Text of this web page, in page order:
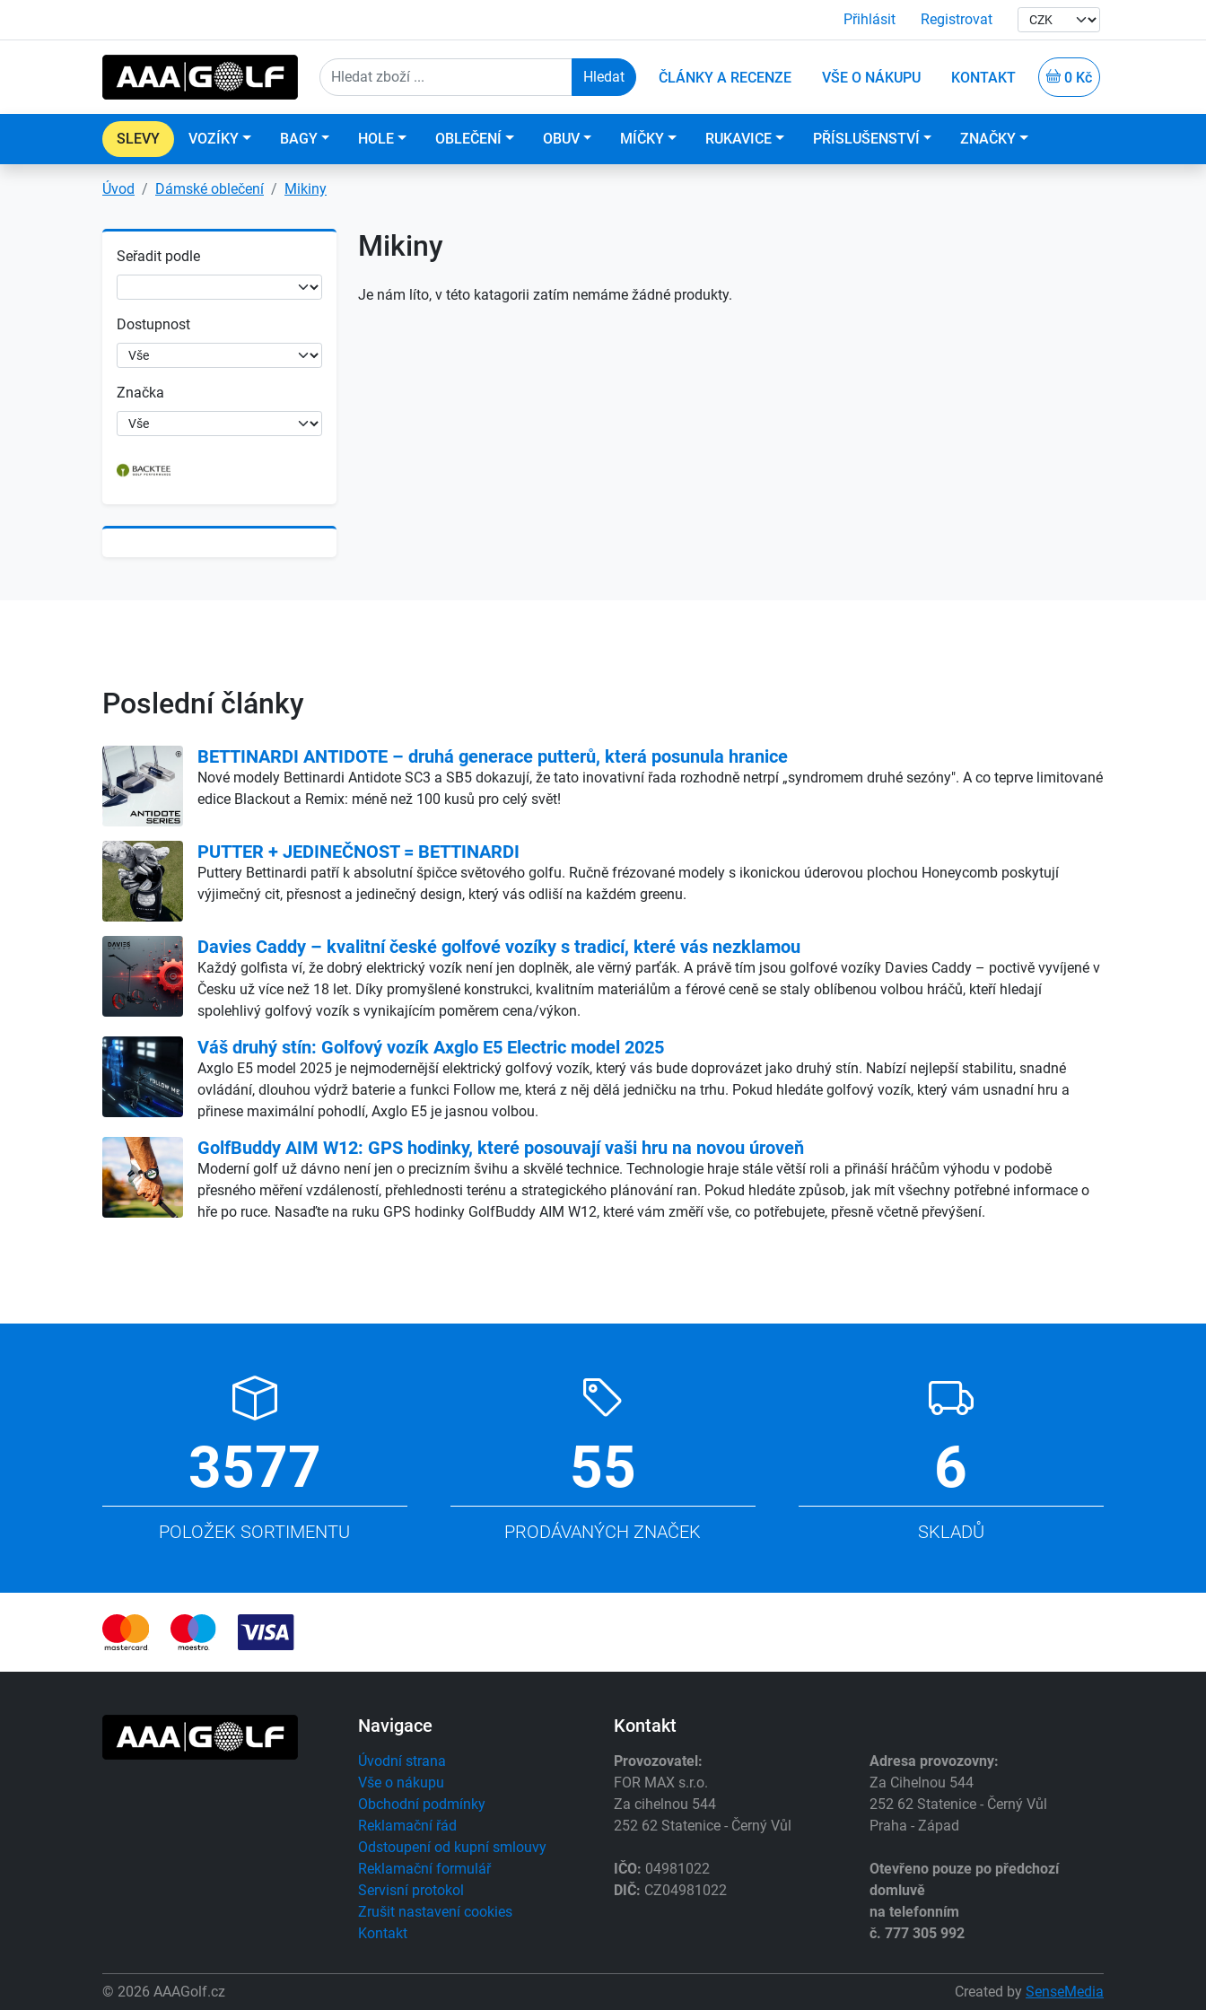
Přihlásit Registrovat
ČLÁNKY A RECENZE VŠE O NÁKUPU KONTAKT 0 Kč
SLEVY VOZÍKY BAGY HOLE OBLEČENÍ OBUV MÍČKY RUKAVICE PŘÍSLUŠENSTVÍ ZNAČKY
Úvod Dámské oblečení Mikiny
Seřadit podle
Dostupnost
Značka
Mikiny
Je nám líto, v této katagorii zatím nemáme žádné produkty.
Poslední články
BETTINARDI ANTIDOTE – druhá generace putterů, která posunula hranice
Nové modely Bettinardi Antidote SC3 a SB5 dokazují, že tato inovativní řada rozhodně netrpí „syndromem druhé sezóny". A co teprve limitované
edice Blackout a Remix: méně než 100 kusů pro celý svět!
PUTTER + JEDINEČNOST = BETTINARDI
Puttery Bettinardi patří k absolutní špičce světového golfu. Ručně frézované modely s ikonickou úderovou plochou Honeycomb poskytují
výjimečný cit, přesnost a jedinečný design, který vás odliší na každém greenu.
Davies Caddy – kvalitní české golfové vozíky s tradicí, které vás nezklamou
Každý golfista ví, že dobrý elektrický vozík není jen doplněk, ale věrný parťák. A právě tím jsou golfové vozíky Davies Caddy – poctivě vyvíjené v
Česku už více než 18 let. Díky promyšlené konstrukci, kvalitním materiálům a férové ceně se staly oblíbenou volbou hráčů, kteří hledají
spolehlivý golfový vozík s vynikajícím poměrem cena/výkon.
Váš druhý stín: Golfový vozík Axglo E5 Electric model 2025
Axglo E5 model 2025 je nejmodernější elektrický golfový vozík, který vás bude doprovázet jako druhý stín. Nabízí nejlepší stabilitu, snadné
ovládání, dlouhou výdrž baterie a funkci Follow me, která z něj dělá jedničku na trhu. Pokud hledáte golfový vozík, který vám usnadní hru a
přinese maximální pohodlí, Axglo E5 je jasnou volbou.
GolfBuddy AIM W12: GPS hodinky, které posouvají vaši hru na novou úroveň
Moderní golf už dávno není jen o precizním švihu a skvělé technice. Technologie hraje stále větší roli a přináší hráčům výhodu v podobě
přesného měření vzdáleností, přehlednosti terénu a strategického plánování ran. Pokud hledáte způsob, jak mít všechny potřebné informace o
hře po ruce. Nasaďte na ruku GPS hodinky GolfBuddy AIM W12, které vám změří vše, co potřebujete, přesně včetně převýšení.
3577
POLOŽEK SORTIMENTU
55
PRODÁVANÝCH ZNAČEK
6
SKLADŮ
Navigace
Úvodní strana
Vše o nákupu
Obchodní podmínky
Reklamační řád
Odstoupení od kupní smlouvy
Reklamační formulář
Servisní protokol
Zrušit nastavení cookies
Kontakt
Kontakt
Provozovatel:
FOR MAX s.r.o.
Za cihelnou 544
252 62 Statenice - Černý Vůl
IČO: 04981022
DIČ: CZ04981022
Adresa provozovny:
Za Cihelnou 544
252 62 Statenice - Černý Vůl
Praha - Západ
Otevřeno pouze po předchozí
domluvě
na telefonním
č. 777 305 992
© 2026 AAAGolf.cz Created by SenseMedia